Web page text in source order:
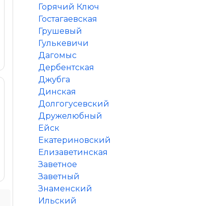
Горячий Ключ
Гостагаевская
Грушевый
Гулькевичи
Дагомыс
Дербентская
Джубга
Динская
Долгогусевский
Дружелюбный
Ейск
Екатериновский
Елизаветинская
Заветное
Заветный
Знаменский
Ильский